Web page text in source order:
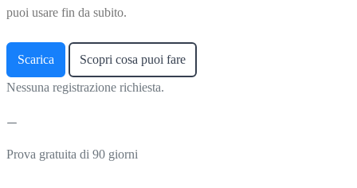
puoi usare fin da subito.
Scarica Scopri cosa puoi fare
Nessuna registrazione richiesta.
Prova gratuita di 90 giorni